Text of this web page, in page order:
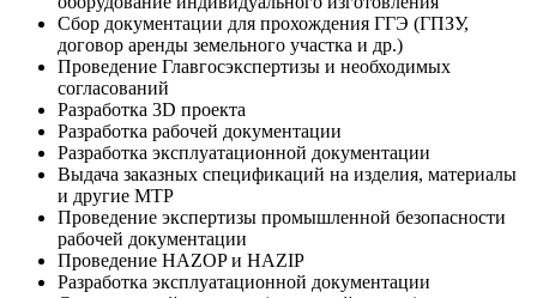
Сбор документации для прохождения ГГЭ (ГПЗУ,
договор аренды земельного участка и др.)
Проведение Главгосэкспертизы и необходимых
согласований
Разработка 3D проекта
Разработка рабочей документации
Разработка эксплуатационной документации
Выдача заказных спецификаций на изделия, материалы
и другие МТР
Проведение экспертизы промышленной безопасности
рабочей документации
Проведение НAZOP и HAZIP
Разработка эксплуатационной документации